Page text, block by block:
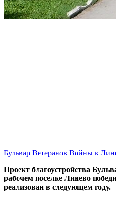
Бульвар Ветеранов Войны в
Проект благоустройства
рабочем поселке Линево
реализован в следующем году.